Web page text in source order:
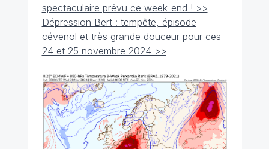
spectaculaire prévu ce week-end ! >>
Dépression Bert : tempête, épisode
cévenol et très grande douceur pour ces
24 et 25 novembre 2024 >>